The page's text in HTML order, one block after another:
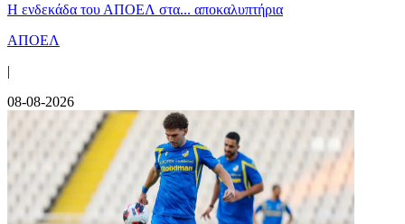
Η ενδεκάδα του ΑΠΟΕΛ στα... αποκαλυπτήρια
ΑΠΟΕΛ
|
08-08-2026